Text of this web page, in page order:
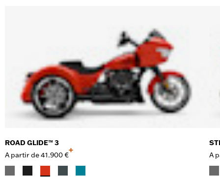
ROAD GLIDE™ 3
A partir de41.900 €
+
A